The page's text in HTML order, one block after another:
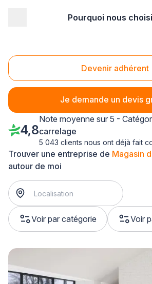
Pourquoi nous
Devenir adhérent
Je demande un devis
Magasin de carrelage Loire-
Trouver une entreprise de Magasin
autour de moi
Voir par catégorie Voir
4,8
Note moyenne sur 5 -
carrelage
5 043 clients nous ont déjà fait